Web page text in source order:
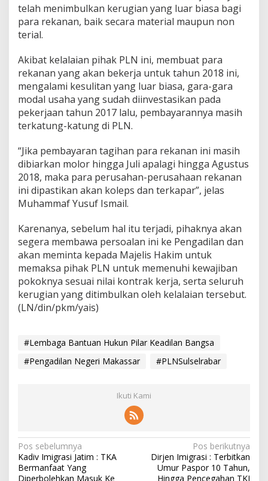
telah menimbulkan kerugian yang luar biasa bagi
para rekanan, baik secara material maupun non
terial.
Akibat kelalaian pihak PLN ini, membuat para
rekanan yang akan bekerja untuk tahun 2018 ini,
mengalami kesulitan yang luar biasa, gara-gara
modal usaha yang sudah diinvestasikan pada
pekerjaan tahun 2017 lalu, pembayarannya masih
terkatung-katung di PLN.
“Jika pembayaran tagihan para rekanan ini masih
dibiarkan molor hingga Juli apalagi hingga Agustus
2018, maka para perusahan-perusahaan rekanan
ini dipastikan akan koleps dan terkapar”, jelas
Muhammaf Yusuf Ismail.
Karenanya, sebelum hal itu terjadi, pihaknya akan
segera membawa persoalan ini ke Pengadilan dan
akan meminta kepada Majelis Hakim untuk
memaksa pihak PLN untuk memenuhi kewajiban
pokoknya sesuai nilai kontrak kerja, serta seluruh
kerugian yang ditimbulkan oleh kelalaian tersebut.
(LN/din/pkm/yais)
#Lembaga Bantuan Hukun Pilar Keadilan Bangsa
#Pengadilan Negeri Makassar
#PLNSulselrabar
Ikuti Kami
N
a
Pos sebelumnya
Kadiv Imigrasi Jatim : TKA
Bermanfaat Yang
Diperbolehkan Masuk Ke
Pos berikutnya
Dirjen Imigrasi : Terbitkan
Umur Paspor 10 Tahun,
Hingga Pencegahan TKI